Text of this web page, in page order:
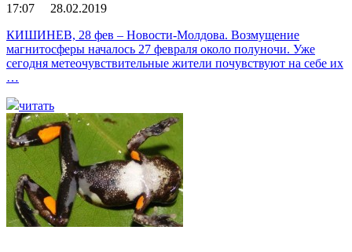
17:07 28.02.2019
КИШИНЕВ, 28 фев – Новости-Молдова. Возмущение
магнитосферы началось 27 февраля около полуночи. Уже
сегодня метеочувствительные жители почувствуют на себе их
…
читать